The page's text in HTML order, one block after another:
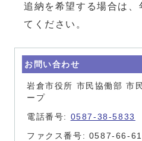
追納を希望する場合は、
てください。
お問い合わせ
岩倉市役所 市民協働部 市
ープ
電話番号: 0587-38-5833
ファクス番号: 0587-66-